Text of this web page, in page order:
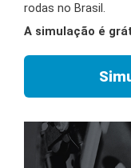
rodas no Brasil.
A simulação é